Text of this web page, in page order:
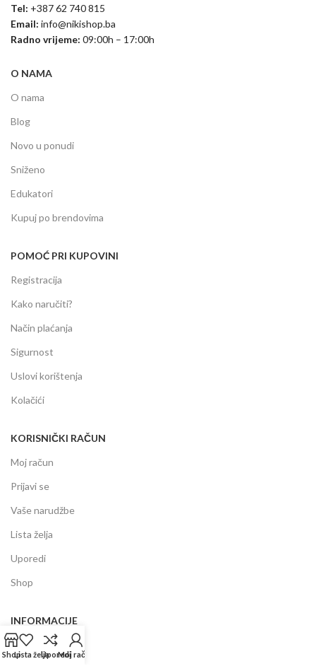
Tel: +387 62 740 815
Email: info@nikishop.ba
Radno vrijeme: 09:00h – 17:00h
O NAMA
O nama
Blog
Novo u ponudi
Sniženo
Edukatori
Kupuj po brendovima
POMOĆ PRI KUPOVINI
Registracija
Kako naručiti?
Način plaćanja
Sigurnost
Uslovi korištenja
Kolačići
KORISNIČKI RAČUN
Moj račun
Prijavi se
Vaše narudžbe
Lista želja
Uporedi
Shop
INFORMACIJE
Prodajni centar
ShopLista željaUporediMoj račun